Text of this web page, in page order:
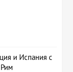
и Испания с